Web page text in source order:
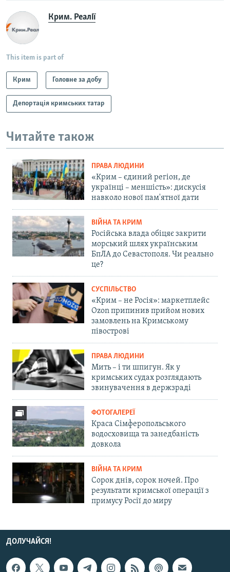
Крим. Реалії
This item is part of
Крим Головне за добу
Депортація кримських татар
Читайте також
ПРАВА ЛЮДИНИ
«Крим – єдиний регіон, де
українці – меншість»: дискусія
навколо нової пам'ятної дати
ВІЙНА ТА КРИМ
Російська влада обіцяє закрити
морський шлях українським
БпЛА до Севастополя. Чи реально
це?
СУСПІЛЬСТВО
«Крим – не Росія»: маркетплейс
Ozon припинив прийом нових
замовлень на Кримському
півострові
ПРАВА ЛЮДИНИ
Мить – і ти шпигун. Як у
кримських судах розглядають
звинувачення в держзраді
ФОТОГАЛЕРЕЇ
Краса Сімферопольського
водосховища та занедбаність
довкола
ВІЙНА ТА КРИМ
Сорок днів, сорок ночей. Про
результати кримської операції з
примусу Росії до миру
ДОЛУЧАЙСЯ!